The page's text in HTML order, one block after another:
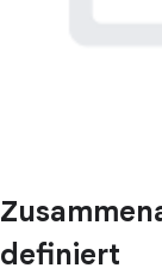
definiert